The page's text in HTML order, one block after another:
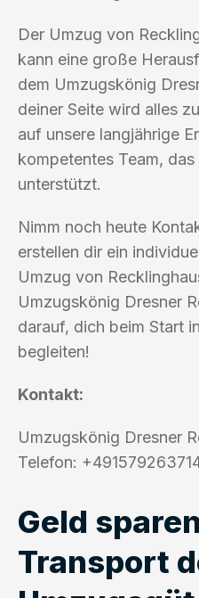
Der Umzug von
kann eine große
dem Umzugskönig
deiner Seite wird alles
auf unsere langjährige
kompetentes Team,
unterstützt.
Nimm noch heute
erstellen dir ein
Umzug von
Umzugskönig Dresner
darauf, dich beim Start
begleiten!
Kontakt:
Umzugskönig Dresner
Telefon:
Geld
Transport